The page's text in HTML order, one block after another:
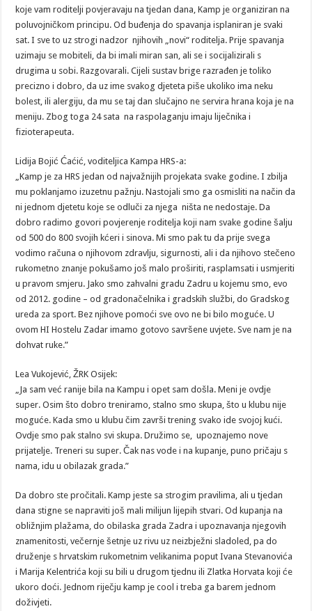
koje vam roditelji povjeravaju na tjedan dana, Kamp je organiziran na
poluvojničkom principu. Od buđenja do spavanja isplaniran je svaki
sat. I sve to uz strogi nadzor njihovih „novi“ roditelja. Prije spavanja
uzimaju se mobiteli, da bi imali miran san, ali se i socijalizirali s
drugima u sobi. Razgovarali. Cijeli sustav brige razrađen je toliko
precizno i dobro, da uz ime svakog djeteta piše ukoliko ima neku
bolest, ili alergiju, da mu se taj dan slučajno ne servira hrana koja je na
meniju. Zbog toga 24 sata na raspolaganju imaju liječnika i
fizioterapeuta.
Lidija Bojić Ćaćić, voditeljica Kampa HRS-a:
„Kamp je za HRS jedan od najvažnijih projekata svake godine. I zbilja
mu poklanjamo izuzetnu pažnju. Nastojali smo ga osmisliti na način da
ni jednom djetetu koje se odluči za njega ništa ne nedostaje. Da
dobro radimo govori povjerenje roditelja koji nam svake godine šalju
od 500 do 800 svojih kćeri i sinova. Mi smo pak tu da prije svega
vodimo računa o njihovom zdravlju, sigurnosti, ali i da njihovo stečeno
rukometno znanje pokušamo još malo proširiti, rasplamsati i usmjeriti
u pravom smjeru. Jako smo zahvalni gradu Zadru u kojemu smo, evo
od 2012. godine – od gradonačelnika i gradskih službi, do Gradskog
ureda za sport. Bez njihove pomoći sve ovo ne bi bilo moguće. U
ovom HI Hostelu Zadar imamo gotovo savršene uvjete. Sve nam je na
dohvat ruke.”
Lea Vukojević, ŽRK Osijek:
„Ja sam već ranije bila na Kampu i opet sam došla. Meni je ovdje
super. Osim što dobro treniramo, stalno smo skupa, što u klubu nije
moguće. Kada smo u klubu čim završi trening svako ide svojoj kući.
Ovdje smo pak stalno svi skupa. Družimo se, upoznajemo nove
prijatelje. Treneri su super. Čak nas vode i na kupanje, puno pričaju s
nama, idu u obilazak grada.”
Da dobro ste pročitali. Kamp jeste sa strogim pravilima, ali u tjedan
dana stigne se napraviti još mali milijun lijepih stvari. Od kupanja na
obližnjim plažama, do obilaska grada Zadra i upoznavanja njegovih
znamenitosti, večernje šetnje uz rivu uz neizbježni sladoled, pa do
druženje s hrvatskim rukometnim velikanima poput Ivana Stevanovića
i Marija Kelentrića koji su bili u drugom tjednu ili Zlatka Horvata koji će
ukoro doći. Jednom riječju kamp je cool i treba ga barem jednom
doživjeti.